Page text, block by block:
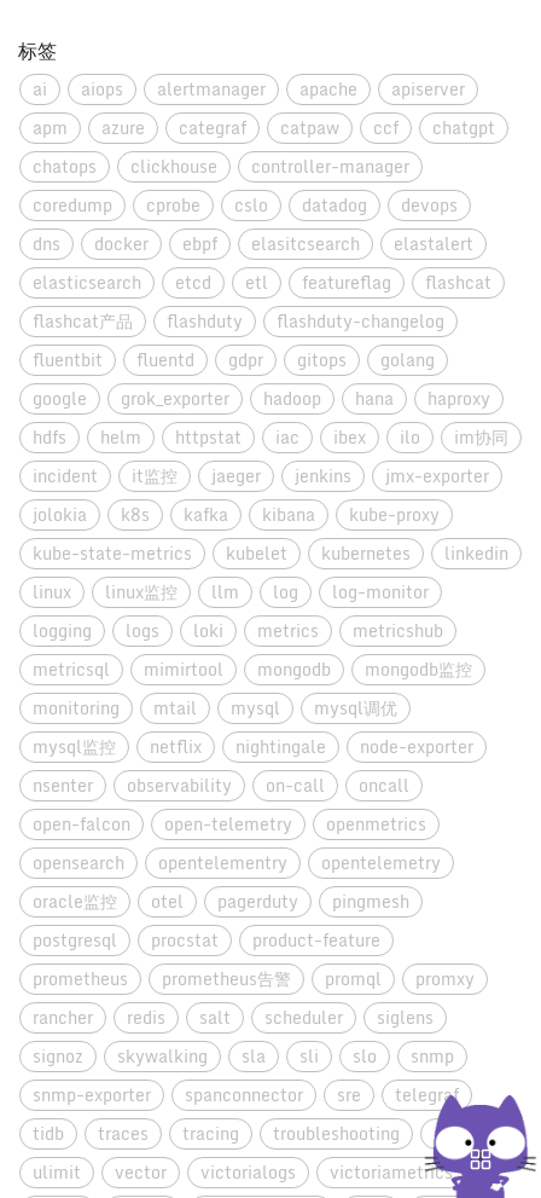
标签
ai aiops alertmanager apache
apiserver
apm
azure categraf catpaw ccf
chatgpt
chatops
clickhouse
controller-manager
coredump
cprobe cslo datadog
devops
dns
docker ebpf elasitcsearch
elastalert
elasticsearch
etcd etl featureflag
flashcat
flashcat产品
flashduty
flashduty-changelog
fluentbit
fluentd gdpr gitops
golang
google
grok_exporter hadoop hana
haproxy
hdfs
helm httpstat iac ibex ilo
im协同
incident
it监控 jaeger jenkins
jmx-exporter
jolokia
k8s kafka kibana
kube-proxy
kube-state-metrics
kubelet kubernetes
linkedin
linux
linux监控 llm log
log-monitor
logging
logs loki metrics
metricshub
metricsql
mimirtool mongodb
mongodb监控
monitoring
mtail mysql
mysql调优
mysql监控
netflix nightingale
node-exporter
nsenter
observability on-call
oncall
open-falcon
open-telemetry
openmetrics
opensearch
opentelementry
opentelemetry
oracle监控
otel pagerduty
pingmesh
postgresql
procstat
product-feature
prometheus
prometheus告警 promql
promxy
rancher
redis salt scheduler
siglens
signoz
skywalking sla sli slo
snmp
snmp-exporter
spanconnector sre
telegraf
tidb
traces tracing troubleshooting
uber
ulimit
vector victorialogs
victoriametrics